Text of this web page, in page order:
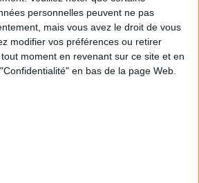
personnelles peuvent ne pas
mais vous avez le droit de vous
modifier vos préférences ou retirer
moment en revenant sur ce site et en
en bas de la page Web.